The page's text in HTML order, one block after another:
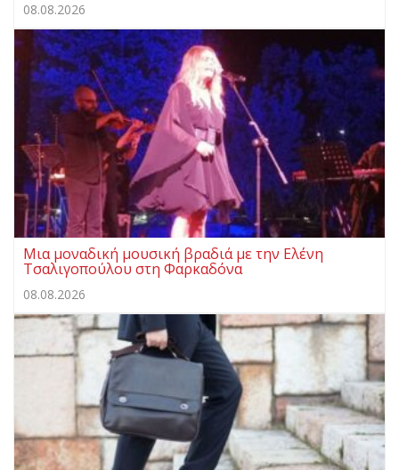
08.08.2026
Μια μοναδική μουσική βραδιά με την Ελένη
Τσαλιγοπούλου στη Φαρκαδόνα
08.08.2026